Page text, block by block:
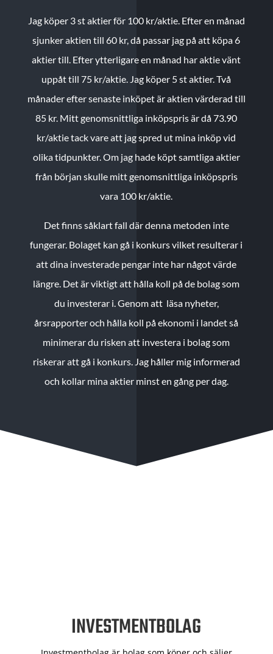
Jag köper 3 st aktier för 100 kr/aktie. Efter en månad
sjunker aktien till 60 kr, då passar jag på att köpa 6
aktier till. Efter ytterligare en månad har aktie vänt
uppåt till 75 kr/aktie. Jag köper 5 st aktier.Två
månader efter senaste inköpet är aktien värderad till
85 kr. Mitt genomsnittliga inköpspris är då 73.90
kr/aktie tack vare att jag spred ut mina inköp vid
olika tidpunkter. Om jag hade köpt samtliga aktier
från början skulle mitt genomsnittliga inköpspris
vara 100 kr/aktie.
Det finns såklart fall där denna metoden inte
fungerar. Bolaget kan gå i konkurs vilket resulterar i
att dina investerade pengar inte har något värde
längre. Det är viktigt att hålla koll på de bolag som
du investerar i. Genom att läsa nyheter,
årsrapporter och hålla koll på ekonomi i landet så
minimerar du risken att investera i bolag som
riskerar att gå i konkurs. Jag håller mig informerad
och kollar mina aktier minst en gång per dag.
INVESTMENTBOLAG